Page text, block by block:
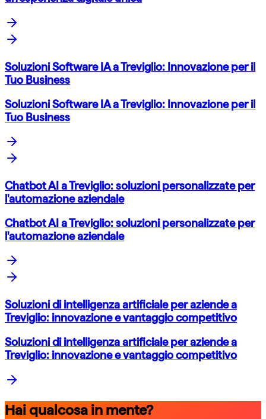
Soluzioni Software IA a Treviglio: Innovazione per il
Tuo Business
Soluzioni Software IA a Treviglio: Innovazione per il
Tuo Business
Chatbot AI a Treviglio: soluzioni personalizzate per
l'automazione aziendale
Chatbot AI a Treviglio: soluzioni personalizzate per
l'automazione aziendale
Soluzioni di intelligenza artificiale per aziende a
Treviglio: innovazione e vantaggio competitivo
Soluzioni di intelligenza artificiale per aziende a
Treviglio: innovazione e vantaggio competitivo
Hai qualcosa in mente?